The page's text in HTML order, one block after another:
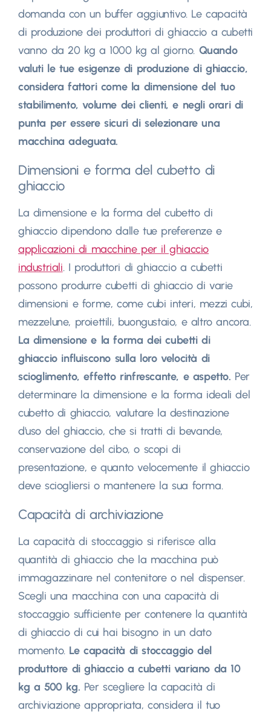
domanda con un buffer aggiuntivo. Le capacità
di produzione dei produttori di ghiaccio a cubetti
vanno da 20 kg a 1000 kg al giorno. Quando
valuti le tue esigenze di produzione di ghiaccio,
considera fattori come la dimensione del tuo
stabilimento, volume dei clienti, e negli orari di
punta per essere sicuri di selezionare una
macchina adeguata.
Dimensioni e forma del cubetto di
ghiaccio
La dimensione e la forma del cubetto di
ghiaccio dipendono dalle tue preferenze e
applicazioni di macchine per il ghiaccio
industriali. I produttori di ghiaccio a cubetti
possono produrre cubetti di ghiaccio di varie
dimensioni e forme, come cubi interi, mezzi cubi,
mezzelune, proiettili, buongustaio, e altro ancora.
La dimensione e la forma dei cubetti di
ghiaccio influiscono sulla loro velocità di
scioglimento, effetto rinfrescante, e aspetto. Per
determinare la dimensione e la forma ideali del
cubetto di ghiaccio, valutare la destinazione
d'uso del ghiaccio, che si tratti di bevande,
conservazione del cibo, o scopi di
presentazione, e quanto velocemente il ghiaccio
deve sciogliersi o mantenere la sua forma.
Capacità di archiviazione
La capacità di stoccaggio si riferisce alla
quantità di ghiaccio che la macchina può
immagazzinare nel contenitore o nel dispenser.
Scegli una macchina con una capacità di
stoccaggio sufficiente per contenere la quantità
di ghiaccio di cui hai bisogno in un dato
momento. Le capacità di stoccaggio del
produttore di ghiaccio a cubetti variano da 10
kg a 500 kg. Per scegliere la capacità di
archiviazione appropriata, considera il tuo